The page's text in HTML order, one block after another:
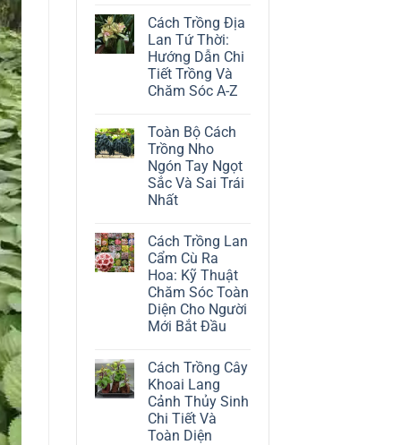
bình
luận
ở
Cách
Trồng
Cây
Đô
Kỹ
Thuật
Chăm
Sóc
Lá
Bạc
Tinh
Cách Trồng Địa
Lan Tứ Thời:
Hướng Dẫn Chi
Tiết Trồng Và
Chăm Sóc A-Z
bình
luận
Cách
Trồng
Địa
Lan
Hướng
Dẫn
Chi
Tiết
Trồng
Và
Chăm
Sóc
A-
Toàn Bộ Cách
Trồng Nho
Ngón Tay Ngọt
Sắc Và Sai Trái
Nhất
bình
luận
ở
Toàn
Bộ
Cách
Trồng
Nho
Ngón
Sắc
Và
Sai
Trái
Nhất
Cách Trồng Lan
Cẩm Cù Ra
Hoa: Kỹ Thuật
Chăm Sóc Toàn
Diện Cho Người
Mới Bắt Đầu
bình
luận
ở
Cách
Trồng
Lan
Cẩm
Cách Trồng Cây
Khoai Lang
Cảnh Thủy Sinh
Chi Tiết Và
Toàn Diện